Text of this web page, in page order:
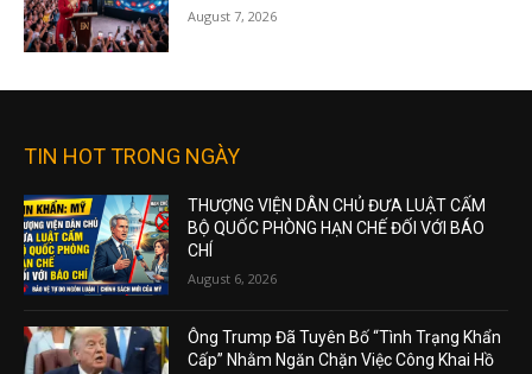
August 7, 2026
TIN HOT TRONG NGÀY
THƯỢNG VIỆN DÂN CHỦ ĐƯA LUẬT CẤM
BỘ QUỐC PHÒNG HẠN CHẾ ĐỐI VỚI BÁO
CHÍ
August 6, 2026
Ông Trump Đã Tuyên Bố “Tình Trạng Khẩn
Cấp” Nhằm Ngăn Chặn Việc Công Khai Hồ